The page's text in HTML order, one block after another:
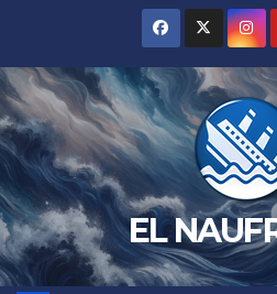
contenido
EL